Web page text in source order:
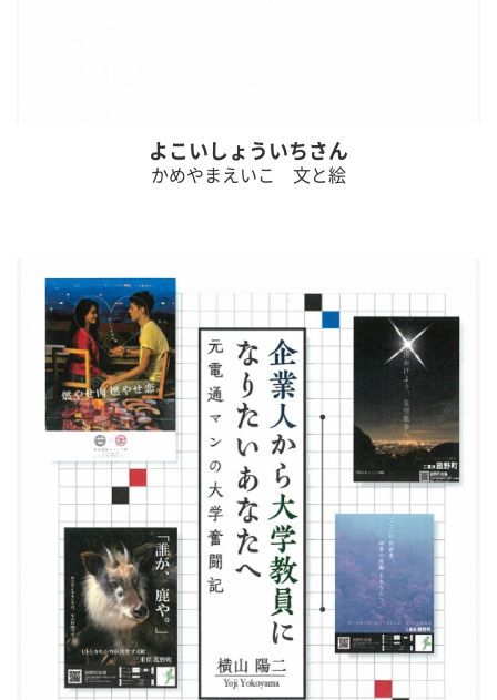
よこいしょういちさん
かめやまえいこ 文と絵